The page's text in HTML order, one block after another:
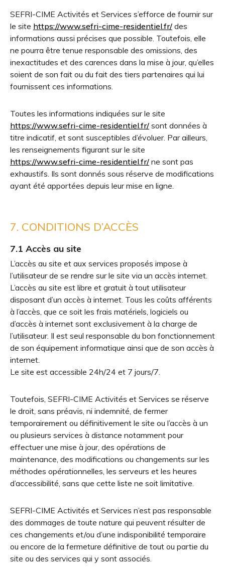
SEFRI-CIME Activités et Services s’efforce de fournir sur
le site https://www.sefri-cime-residentiel.fr/ des
informations aussi précises que possible. Toutefois, elle
ne pourra être tenue responsable des omissions, des
inexactitudes et des carences dans la mise à jour, qu’elles
soient de son fait ou du fait des tiers partenaires qui lui
fournissent ces informations.
Toutes les informations indiquées sur le site
https://www.sefri-cime-residentiel.fr/ sont données à
titre indicatif, et sont susceptibles d’évoluer. Par ailleurs,
les renseignements figurant sur le site
https://www.sefri-cime-residentiel.fr/ ne sont pas
exhaustifs. Ils sont donnés sous réserve de modifications
ayant été apportées depuis leur mise en ligne.
7. CONDITIONS D’ACCÈS
7.1 Accès au site
L’accès au site et aux services proposés impose à
l’utilisateur de se rendre sur le site via un accès internet.
L’accès au site est libre et gratuit à tout utilisateur
disposant d’un accès à internet. Tous les coûts afférents
à l’accès, que ce soit les frais matériels, logiciels ou
d’accès à internet sont exclusivement à la charge de
l’utilisateur. Il est seul responsable du bon fonctionnement
de son équipement informatique ainsi que de son accès à
internet.
Le site est accessible 24h/24 et 7 jours/7.
Toutefois, SEFRI-CIME Activités et Services se réserve
le droit, sans préavis, ni indemnité, de fermer
temporairement ou définitivement le site ou l’accès à un
ou plusieurs services à distance notamment pour
effectuer une mise à jour, des opérations de
maintenance, des modifications ou changements sur les
méthodes opérationnelles, les serveurs et les heures
d’accessibilité, sans que cette liste ne soit limitative.
SEFRI-CIME Activités et Services n’est pas responsable
des dommages de toute nature qui peuvent résulter de
ces changements et/ou d’une indisponibilité temporaire
ou encore de la fermeture définitive de tout ou partie du
site ou des services qui y sont associés.